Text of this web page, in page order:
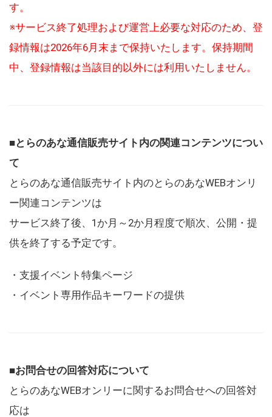
す。
※サービス終了処理および運営上必要な対応のため、登
録情報は2026年6月末まで保持いたします。保持期間
中、登録情報は当該目的以外には利用いたしません。
■とらのあな通信販売サイト内の関連コンテンツについ
て
とらのあな通信販売サイト内のとらのあなWEBオンリ
ー関連コンテンツは
サービス終了後、1か月～2か月程度で順次、公開・提
供を終了する予定です。
・支援イベント特集ページ
・イベント専用作品キーワードの提供
■お問合せの回答対応について
とらのあなWEBオンリーに関するお問合せへの回答対
応は